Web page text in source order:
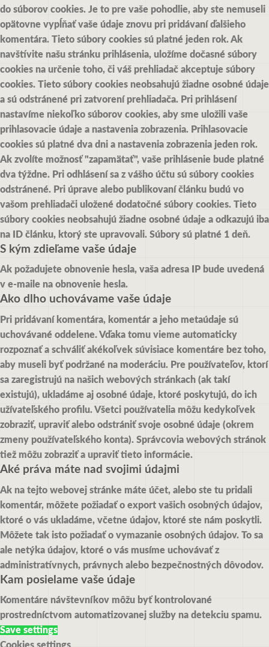
do súborov cookies. Je to pre vaše pohodlie, aby ste nemuseli
opätovne vypĺňať vaše údaje znovu pri pridávaní ďalšieho
komentára. Tieto súbory cookies sú platné jeden rok.Ak
navštívite našu stránku prihlásenia, uložíme dočasné súbory
cookies na určenie toho, či váš prehliadač akceptuje súbory
cookies. Tieto súbory cookies neobsahujú žiadne osobné údaje
a sú odstránené pri zatvorení prehliadača. Pri prihlásení
nastavíme niekoľko súborov cookies, aby sme uložili vaše
prihlasovacie údaje a nastavenia zobrazenia. Prihlasovacie
cookies sú platné dva dni a nastavenia zobrazenia jeden rok.
Ak zvolíte možnosť "zapamätať", vaše prihlásenie bude platné
dva týždne. Pri odhlásení sa z vášho účtu sú súbory cookies
odstránené. Pri úprave alebo publikovaní článku budú vo
vašom prehliadači uložené dodatočné súbory cookies. Tieto
súbory cookies neobsahujú žiadne osobné údaje a odkazujú iba
na ID článku, ktorý ste upravovali. Súbory sú platné 1 deň.
S kým zdieľame vaše údaje
Ak požadujete obnovenie hesla, vaša adresa IP bude uvedená
v e-maile na obnovenie hesla.
Ako dlho uchovávame vaše údaje
Pri pridávaní komentára, komentár a jeho metaúdaje sú
uchovávané oddelene. Vďaka tomu vieme automaticky
rozpoznať a schváliť akékoľvek súvisiace komentáre bez toho,
aby museli byť podržané na moderáciu. Pre používateľov, ktorí
sa zaregistrujú na našich webových stránkach (ak takí
existujú), ukladáme aj osobné údaje, ktoré poskytujú, do ich
užívateľského profilu. Všetci používatelia môžu kedykoľvek
zobraziť, upraviť alebo odstrániť svoje osobné údaje (okrem
zmeny používateľského konta). Správcovia webových stránok
tiež môžu zobraziť a upraviť tieto informácie.
Aké práva máte nad svojimi údajmi
Ak na tejto webovej stránke máte účet, alebo ste tu pridali
komentár, môžete požiadať o export vašich osobných údajov,
ktoré o vás ukladáme, včetne údajov, ktoré ste nám poskytli.
Môžete tak isto požiadať o vymazanie osobných údajov. To sa
ale netýka údajov, ktoré o vás musíme uchovávať z
administratívnych, právnych alebo bezpečnostných dôvodov.
Kam posielame vaše údaje
Komentáre návštevníkov môžu byť kontrolované
prostredníctvom automatizovanej služby na detekciu spamu.
Save settings